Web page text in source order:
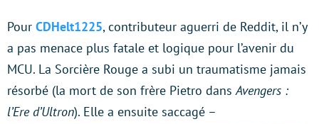
Pour CDHelt1225, contributeur aguerri de Reddit, il n’y
a pas menace plus fatale et logique pour l’avenir du
MCU. La Sorcière Rouge a subi un traumatisme jamais
résorbé (la mort de son frère Pietro dansAvengers :
l’Ere d’Ultron). Elle a ensuite saccagé –